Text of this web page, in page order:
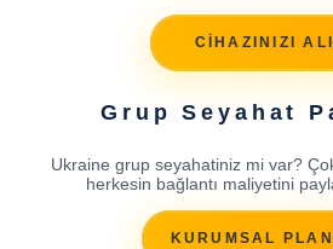
CİHAZINIZI
Grup Seyahat
Ukraine grup seyahatiniz mi var?
herkesin bağlantı maliyetini
KURUMSAL